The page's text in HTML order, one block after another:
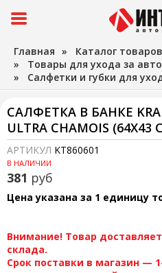
Главная » Каталог товаров
» Товары для ухода за авто
» Салфетки и губки для
САЛФЕТКА В БАНКЕ
ULTRA CHAMOIS
АРТИКУЛ KT860601
В НАЛИЧИИ
381 руб
Цена указана за 1 единицу
Внимание! Товар
склада.
Срок поставки в магазин —